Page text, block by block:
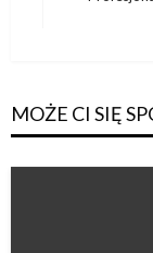
MOŻE CI SIĘ